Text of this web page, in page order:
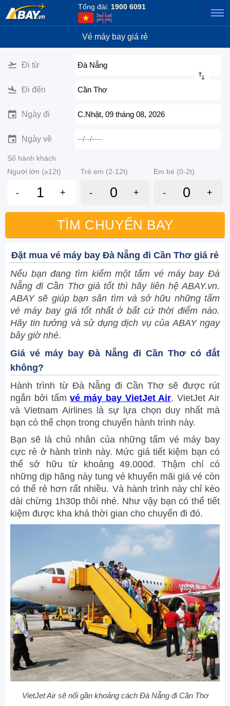
Tổng đài: 1900 6091
Vé máy bay giá rẻ
Đi từ Đà Nẵng
Đi đến Cần Thơ
Ngày đi C.Nhật, 09 tháng 08, 2026
Ngày về --/--/----
Số hành khách
Người lớn (≥12t)
Trẻ em (2-12t) Em bé (0-2t)
- + - + - +
TÌM CHUYẾN BAY
Đặt mua vé máy bay Đà Nẵng đi Cần Thơ giá rẻ
Nếu bạn đang tìm kiếm một tấm vé máy bay Đà
Nẵng đi Cần Thơ giá tốt thì hãy liên hệ ABAY.vn.
ABAY sẽ giúp bạn săn tìm và sở hữu những tấm
vé máy bay giá tốt nhất ở bất cứ thời điểm nào.
Hãy tin tưởng và sử dụng dịch vụ của ABAY ngay
bây giờ nhé.
Giá vé máy bay Đà Nẵng đi Cần Thơ có đắt
không?
Hành trình từ Đà Nẵng đi Cần Thơ sẽ được rút
ngắn bởi tấmvé máy bay VietJet Air. VietJet Air
và Vietnam Airlines là sự lựa chọn duy nhất mà
bạn có thể chọn trong chuyến hành trình này.
Bạn sẽ là chủ nhân của những tấm vé máy bay
cực rẻ ở hành trình này. Mức giá tiết kiệm bạn có
thể sở hữu từ khoảng 49.000đ. Thậm chí có
những dịp hãng này tung vé khuyến mãi giá vé còn
có thể rẻ hơn rất nhiều. Và hành trình này chỉ kéo
dài chừng 1h30p thôi nhé. Như vậy bạn có thể tiết
kiệm được kha khá thời gian cho chuyến đi đó.
VietJet Air sẽ nối gần khoảng cách Đà Nẵng đi Cần Thơ